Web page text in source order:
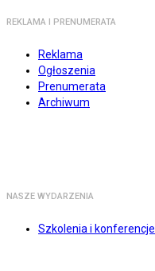
REKLAMA I PRENUMERATA
Reklama
Ogłoszenia
Prenumerata
Archiwum
NASZE WYDARZENIA
Szkolenia i konferencje